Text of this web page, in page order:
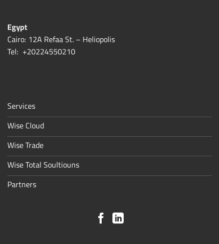
Egypt
Cairo: 12A Refaa St. – Heliopolis
Tel: +20224550210
Services
Wise Cloud
Wise Trade
Wise Total Soultiouns
Partners